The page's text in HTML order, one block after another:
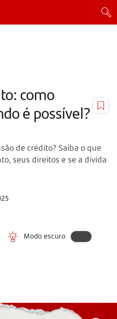
como
é possível?
de crédito? Saiba o que
seus direitos e se a dívida
Modo escuro